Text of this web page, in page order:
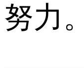
努力。